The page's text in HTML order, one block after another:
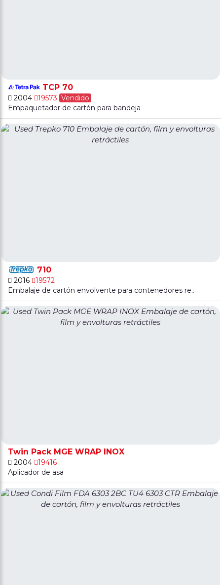
TCP 70
2004 19573 Vendido
Empaquetador de cartón para bandeja
710
2016
19572
Embalaje de cartón envolvente para contenedores re..
Twin Pack MGE WRAP INOX
2004
19416
Aplicador de asa